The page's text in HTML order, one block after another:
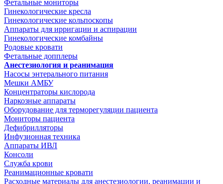
Фетальные мониторы
Гинекологические кресла
Гинекологические кольпоскопы
Аппараты для ирригации и аспирации
Гинекологические комбайны
Родовые кровати
Фетальные допплеры
Анестезиология и реанимация
Насосы энтерального питания
Мешки АМБУ
Концентраторы кислорода
Наркозные аппараты
Оборудование для терморегуляции пациента
Мониторы пациента
Дефибрилляторы
Инфузионная техника
Аппараты ИВЛ
Консоли
Служба крови
Реанимационные кровати
Расходные материалы для анестезиологии, реанимации и